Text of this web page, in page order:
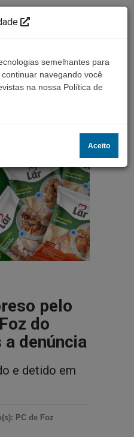
pelo
do
a denúncia
e detido em
PC de Foz
semelhantes para
navegando você
na nossa Política de
Aceito